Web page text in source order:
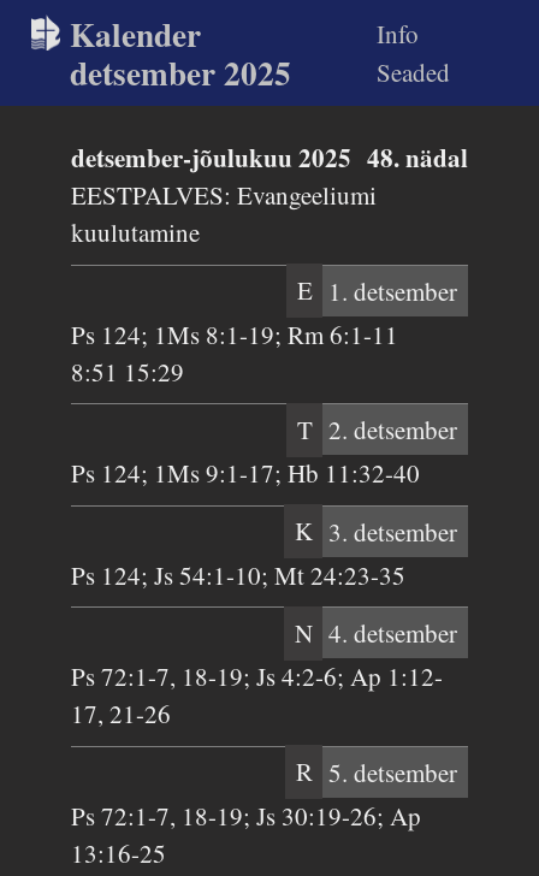
Kalender
detsember 2025
Info
Seaded
48. nädal
detsember-jõulukuu 2025
EESTPALVES: Evangeeliumi
kuulutamine
E 1. detsember
Ps 124; 1Ms 8:1-19; Rm 6:1-11
8:51 15:29
T 2. detsember
Ps 124; 1Ms 9:1-17; Hb 11:32-40
K 3. detsember
Ps 124; Js 54:1-10; Mt 24:23-35
N 4. detsember
Ps 72:1-7, 18-19; Js 4:2-6; Ap 1:12-
17, 21-26
R 5. detsember
Ps 72:1-7, 18-19; Js 30:19-26; Ap
13:16-25